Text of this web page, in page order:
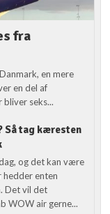
fra
en mere
en del af
seks...
Så tag kæresten
og det kan være
enten
Det vil det
WOW air gerne...